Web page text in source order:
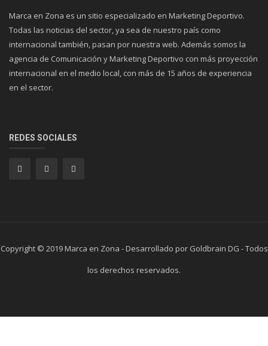
Marca en Zona es un sitio especializado en Marketing Deportivo.
Todas las noticias del sector, ya sea de nuestro país como
internacional también, pasan por nuestra web. Además somos la
agencia de Comunicación y Marketing Deportivo con más proyección
internacional en el medio local, con más de 15 años de experiencia
en el sector.
REDES SOCIALES
Copyright © 2019 Marca en Zona - Desarrollado por Goldbrain DG - Todos
los derechos reservados.